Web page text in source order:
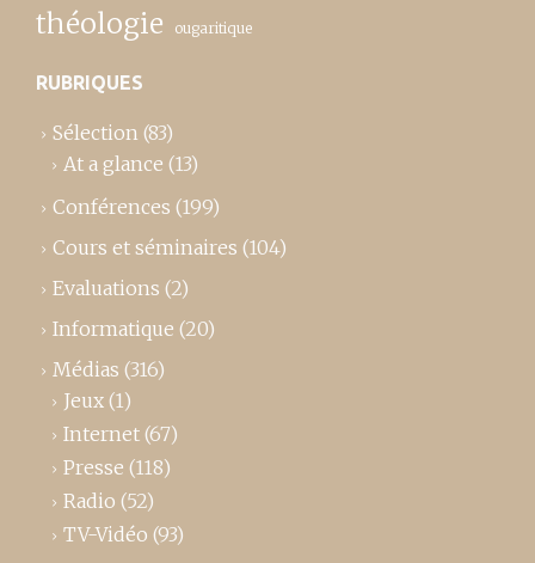
théologie ougaritique
RUBRIQUES
Sélection (83)
At a glance (13)
Conférences (199)
Cours et séminaires (104)
Evaluations (2)
Informatique (20)
Médias (316)
Jeux (1)
Internet (67)
Presse (118)
Radio (52)
TV-Vidéo (93)